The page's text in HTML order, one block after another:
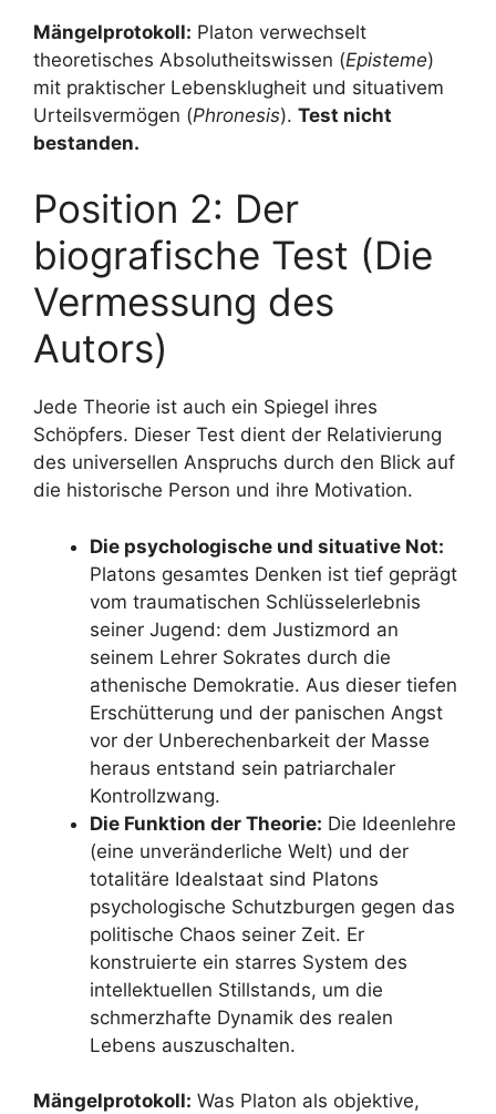
Mängelprotokoll: Platon verwechselt
theoretisches Absolutheitswissen (Episteme)
mit praktischer Lebensklugheit und situativem
Urteilsvermögen (Phronesis). Test nicht
bestanden.
Position 2: Der
biografische Test (Die
Vermessung des
Autors)
Jede Theorie ist auch ein Spiegel ihres
Schöpfers. Dieser Test dient der Relativierung
des universellen Anspruchs durch den Blick auf
die historische Person und ihre Motivation.
Die psychologische und situative Not:
Platons gesamtes Denken ist tief geprägt
vom traumatischen Schlüsselerlebnis
seiner Jugend: dem Justizmord an
seinem Lehrer Sokrates durch die
athenische Demokratie. Aus dieser tiefen
Erschütterung und der panischen Angst
vor der Unberechenbarkeit der Masse
heraus entstand sein patriarchaler
Kontrollzwang.
Die Funktion der Theorie: Die Ideenlehre
(eine unveränderliche Welt) und der
totalitäre Idealstaat sind Platons
psychologische Schutzburgen gegen das
politische Chaos seiner Zeit. Er
konstruierte ein starres System des
intellektuellen Stillstands, um die
schmerzhafte Dynamik des realen
Lebens auszuschalten.
Mängelprotokoll: Was Platon als objektive,